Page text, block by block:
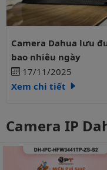
Camera Dahua lưu được
Camera Dahua lưu
bao nhiêu ngày
17/11/2025
Xem chi tiết
Camera IP